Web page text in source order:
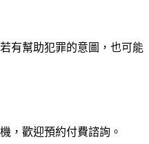
有幫助犯罪的意圖，也可能
，歡迎預約付費諮詢。